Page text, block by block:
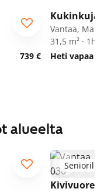
739 €
Kukinkuja
Vantaa,
31,5 m² ·
Heti vapaa
alueelta
Seniorille